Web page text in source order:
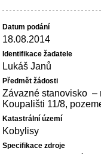
18.08.2014
Lukáš Janů
Závazné stanovisko –
Koupališti 11/8,
Kobylisy